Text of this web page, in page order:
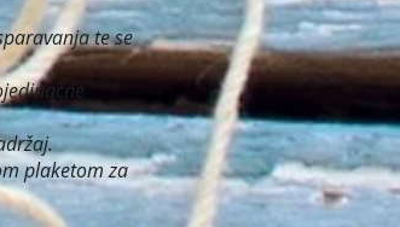
te se
plaketom za